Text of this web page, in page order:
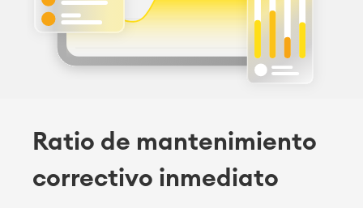
Ratio de mantenimiento
correctivo inmediato